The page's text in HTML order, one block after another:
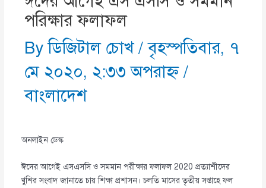
পরিক্ষার ফলাফল
Byডিজিটাল চোখ/বৃহস্পতিবার, ৭
মে ২০২০, ২:৩৩ অপরাহ্ণ/
বাংলাদেশ
অনলাইন ডেস্ক
ঈদের আগেই এসএসসি ও সমমান পরীক্ষার ফলাফল 2020 প্রত্যাশীদের
খুশির সংবাদ জানাতে চায় শিক্ষা প্রশাসন। চলতি মাসের তৃতীয় সপ্তাহে ফল